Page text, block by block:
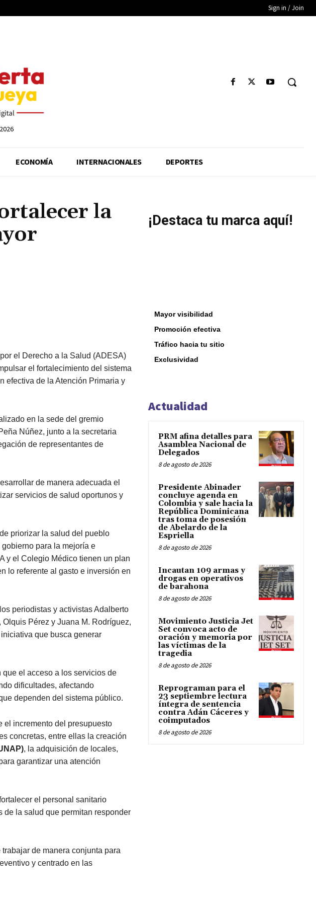
Sign in / Join
ECONOMÍA INTERNACIONALES DEPORTES
la
el Derecho a la Salud (ADESA)
el fortalecimiento del sistema
efectiva de la Atención Primaria y
en la sede del gremio
Núñez, junto a la secretaria
de representantes de
de manera adecuada el
servicios de salud oportunos y
priorizar la salud del pueblo
para la mejoría e
y el Colegio Médico tienen un plan
lo referente al gasto e inversión en
periodistas y activistas Adalberto
Pérez y Juana M. Rodríguez,
que busca generar
el acceso a los servicios de
dificultades, afectando
dependen del sistema público.
el incremento del presupuesto
concretas, entre ellas la creación
, la adquisición de locales,
garantizar una atención
el personal sanitario
de la salud que permitan responder
de manera conjunta para
y centrado en las
¡Destaca tu marca aquí!
Mayor visibilidad
Promoción efectiva
Tráfico hacia tu sitio
Exclusividad
Actualidad
PRM afina detalles para
Asamblea Nacional de
Delegados
8 de agosto de 2026
Presidente Abinader
concluye agenda en
Colombia y sale hacia la
República Dominicana
tras toma de posesión
de Abelardo de la
Espriella
8 de agosto de 2026
Incautan 109 armas y
drogas en operativos
de barahona
8 de agosto de 2026
Movimiento Justicia Jet
Set convoca acto de
oración y memoria por
las víctimas de la
tragedia
8 de agosto de 2026
Reprograman para el
23 septiembre lectura
íntegra de sentencia
contra Adán Cáceres y
coimputados
8 de agosto de 2026